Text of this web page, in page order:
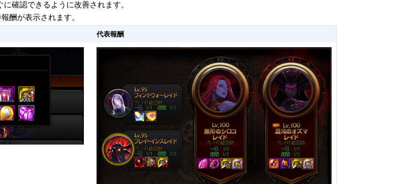
確認できるように改善されます。
酬が表示されます。
代表報酬